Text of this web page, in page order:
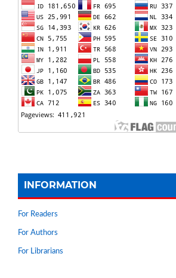
INFORMATION
For Readers
For Authors
For Librarians